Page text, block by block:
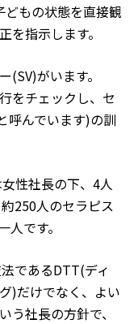
もの状態を直接観
指示します。
がいます。
をチェックし、セ
呼んでいます)の訓
性社長の下、4人
250人のセラピス
です。
であるDTT(ディ
)だけでなく、よい
う社長の方針で、